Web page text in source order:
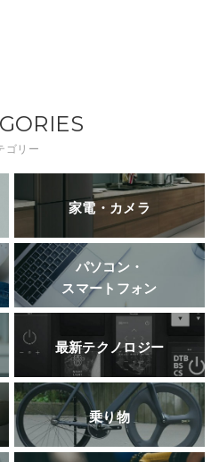
ゴリー
家電・カメラ
パソコン・
スマートフォン
最新テクノロジー
乗り物